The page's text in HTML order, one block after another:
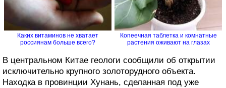
Каких витаминов не хватает
россиянам больше всего?
Копеечная таблетка и комнатные
растения оживают на глазах
В центральном Китае геологи сообщили об открытии
исключительно крупного золоторудного объекта.
Находка в провинции Хунань, сделанная под уже